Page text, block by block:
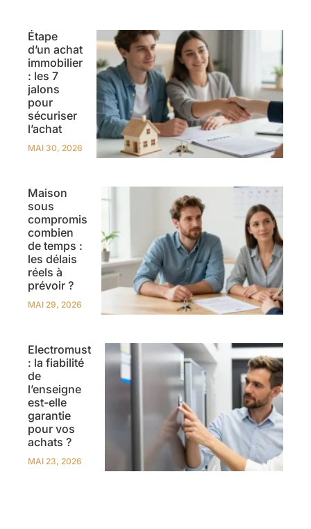
Étape
d’un achat
immobilier
: les 7
jalons
pour
sécuriser
l’achat
MAI 30, 2026
Maison
sous
compromis
combien
de temps :
les délais
réels à
prévoir ?
MAI 29, 2026
Electromust
: la fiabilité
de
l’enseigne
est-elle
garantie
pour vos
achats ?
MAI 23, 2026